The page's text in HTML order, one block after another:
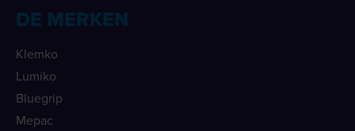
DE MERKEN
Klemko
Lumiko
Bluegrip
Mepac